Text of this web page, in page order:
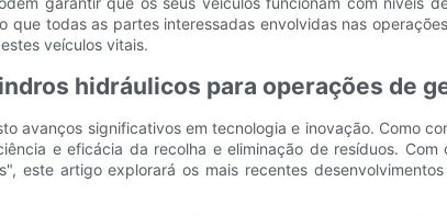
todas as partes interessadas envolvidas nas
veículos vitais.
hidráulicos para operações de
avanços significativos em tecnologia e inovação. Como
e eficácia da recolha e eliminação de resíduos.
este artigo explorará os mais recentes